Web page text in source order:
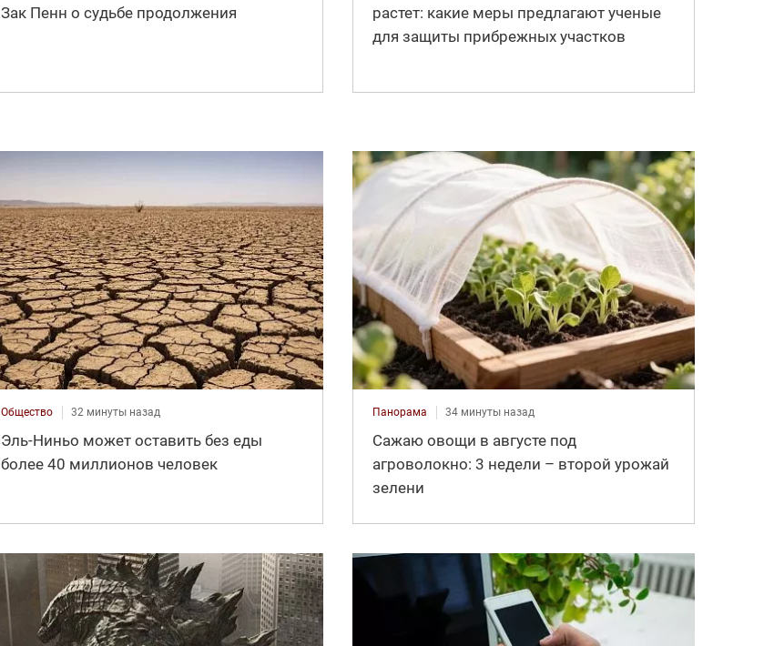
Зак Пенн о судьбе продолжения
растет: какие меры предлагают ученые
для защиты прибрежных участков
Общество 32 минуты назад
Эль-Ниньо может оставить без еды
более 40 миллионов человек
Панорама 34 минуты назад
Сажаю овощи в августе под
агроволокно: 3 недели – второй урожай
зелени